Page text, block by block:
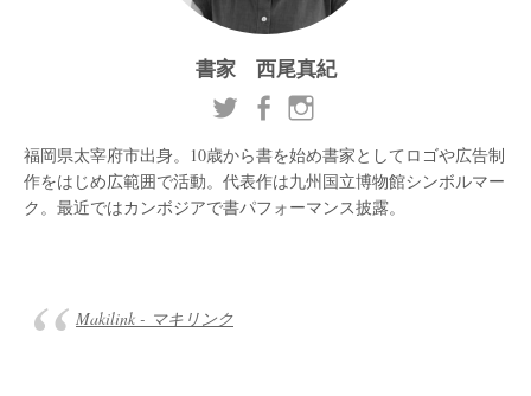
書家 西尾真紀
福岡県太宰府市出身。10歳から書を始め書家としてロゴや広告制
作をはじめ広範囲で活動。代表作は九州国立博物館シンボルマー
ク。最近ではカンボジアで書パフォーマンス披露。
Makilink - マキリンク